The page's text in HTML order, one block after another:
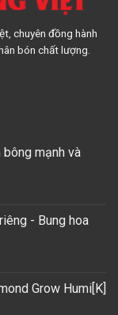
chuyên đồng hành
bón chất lượng.
mạnh và
- Bung hoa
Grow Humi[K]